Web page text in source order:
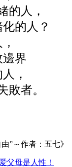
的人，
的人？
界
，
敗者。
”～作者：五七》
父母是人性！